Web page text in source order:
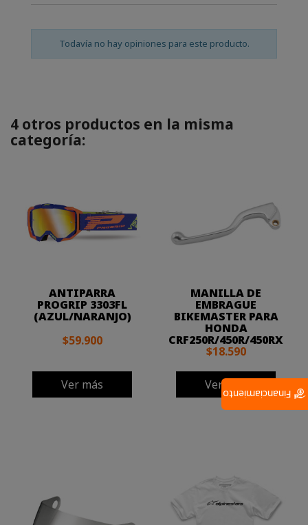
Todavía no hay opiniones para este producto.
4 otros productos en la misma
categoría:
ANTIPARRA
PROGRIP 3303FL
(AZUL/NARANJO)
$59.900
Ver más
MANILLA DE
EMBRAGUE
BIKEMASTER PARA
HONDA
CRF250R/450R/450RX
$18.590
Ver más
Financiamiento